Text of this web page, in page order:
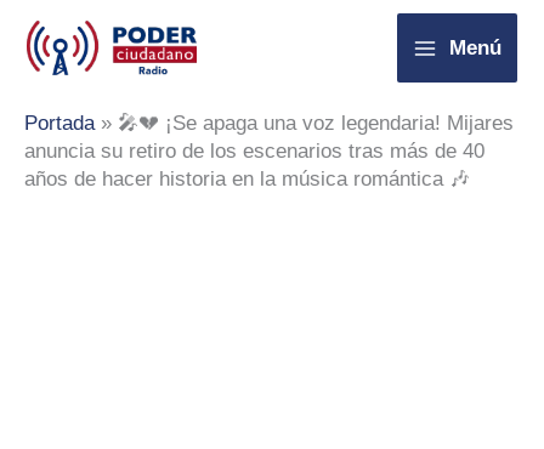
contenido
Menú
Portada» 🎤💔 ¡Se apaga una voz legendaria! Mijares
anuncia su retiro de los escenarios tras más de 40
años de hacer historia en la música romántica 🎶